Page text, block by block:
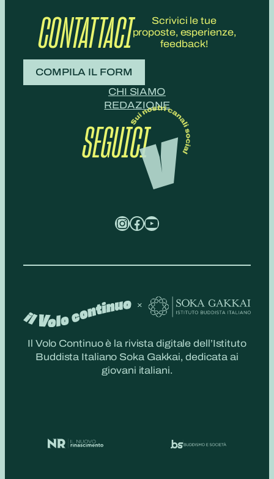
CONTATTACI
Scrivici le tue
proposte, esperienze,
feedback!
COMPILA IL FORM
CHI SIAMO
REDAZIONE
SEGUICI
InstagramFacebook YouTube
Il Volo Continuo è la rivista digitale dell’Istituto
Buddista Italiano Soka Gakkai, dedicata ai
giovani italiani.